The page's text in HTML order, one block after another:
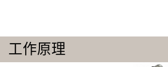
工作原理